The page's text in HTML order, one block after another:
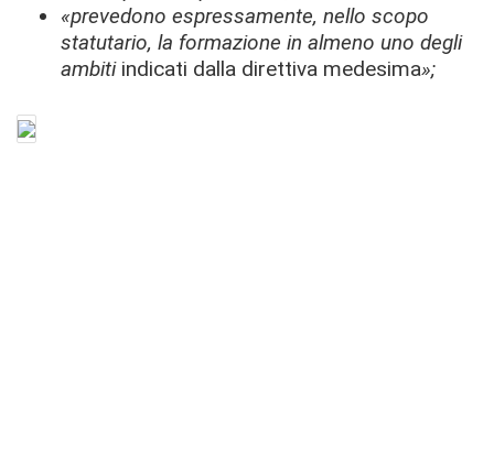
«prevedono espressamente, nello scopo
statutario, la formazione in almeno uno degli
ambiti indicati dalla direttiva medesima»;